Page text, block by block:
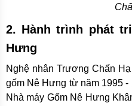
2. Hành trình phát
Hưng
Nghệ nhân Trương Chấn
gốm Nê Hưng từ năm 1995
Nhà máy Gốm Nê Hưng